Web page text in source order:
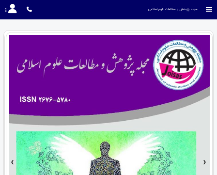
مجله پژوهش و مطالعات علوم اسلامی
› ‹